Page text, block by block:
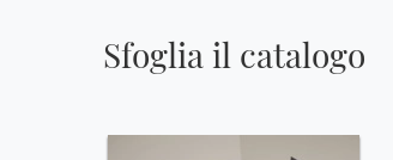
Sfoglia il catalogo